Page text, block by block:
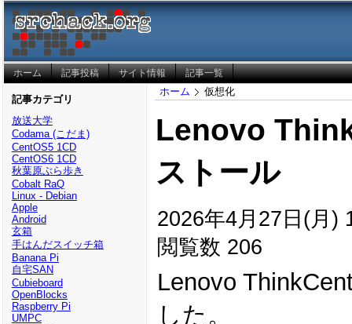
ホーム 記事投稿 サイト情報 記事一覧
記事カテゴリ
放送大学
Codama (こだま)
CentOS5 1CD
CentOS6 1CD
秋葉原ぶら歩き
Cobalt RaQ
Linux - Debian
Apple
Android
玄箱
手はんだスイッチ箱
Banana Pi
自宅SAN
Cubieboard
OpenBlocks
Raspberry Pi
UMPC
ホーム 仮想化
Lenovo
ストール
2026年4月27日(月)
閲覧数 206
Lenovo
した。